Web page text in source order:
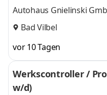
Autohaus Gnielinski
Bad Vilbel
vor 10 Tagen
Werkscontroller /
w/d)